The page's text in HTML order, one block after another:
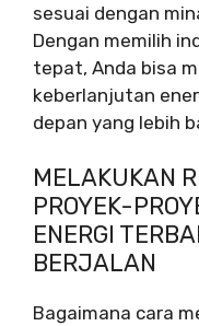
sesuai dengan
Dengan memilih
tepat, Anda bisa
keberlanjutan
depan yang lebih
MELAKUKAN
PROYEK-
ENERGI
BERJALAN
Bagaimana cara